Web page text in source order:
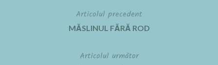
Articolul precedent
MĂSLINUL FĂRĂ ROD
Articolul următor